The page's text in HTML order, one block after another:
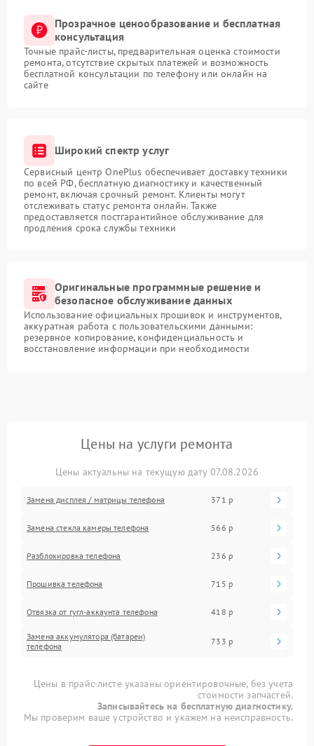
Прозрачное ценообразование и бесплатная
консультация
Точные прайс-листы, предварительная оценка стоимости
ремонта, отсутствие скрытых платежей и возможность
бесплатной консультации по телефону или онлайн на
сайте
Широкий спектр услуг
Сервисный центр OnePlus обеспечивает доставку техники
по всей РФ, бесплатную диагностику и качественный
ремонт, включая срочный ремонт. Клиенты могут
отслеживать статус ремонта онлайн. Также
предоставляется постгарантийное обслуживание для
продления срока службы техники
Оригинальные программные решение и
безопасное обслуживание данных
Использование официальных прошивок и инструментов,
аккуратная работа с пользовательскими данными:
резервное копирование, конфиденциальность и
восстановление информации при необходимости
Цены на услуги ремонта
Цены актуальны на текущую дату 07.08.2026
Замена дисплея / матрицы телефона 371 р
Замена стекла камеры телефона 566 р
Разблокировка телефона 236 р
Прошивка телефона 715 р
Отвязка от гугл-аккаунта телефона 418 р
Замена аккумулятора (батареи)
телефона
733 р
Цены в прайс-листе указаны ориентировочные, без учета
стоимости запчастей.
Записывайтесь на бесплатную диагностику.
Мы проверим ваше устройство и укажем на неисправность.